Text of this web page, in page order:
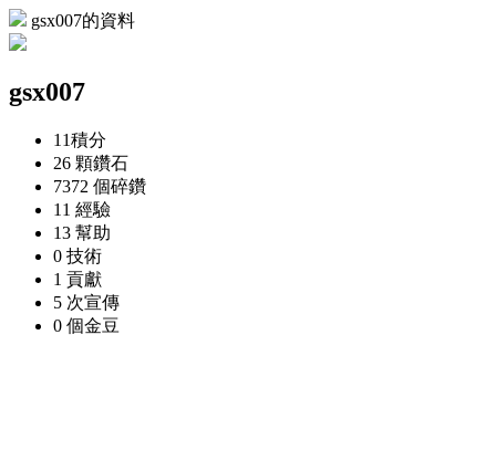
gsx007的資料
gsx007
11積分
26 顆鑽石
7372 個碎鑽
11 經驗
13 幫助
0 技術
1 貢獻
5 次宣傳
0 個金豆